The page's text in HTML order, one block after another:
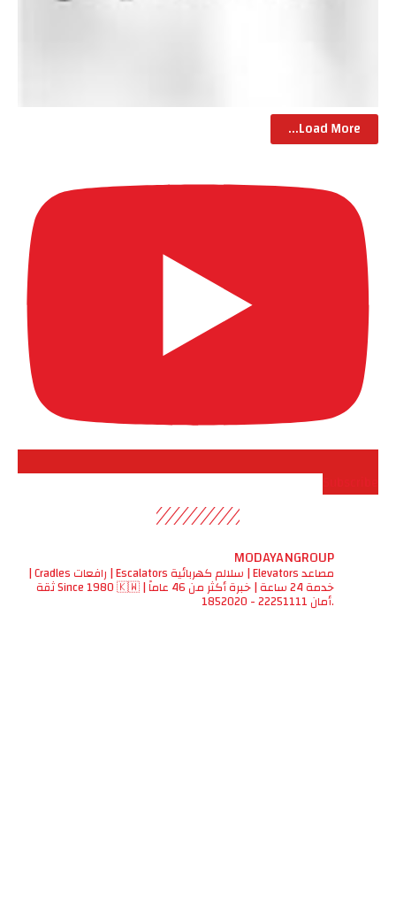
Load More...
MODAYANGROUP
مصاعد Elevators | سلالم كهربائية Escalators | رافعات Cradles |
خدمة 24 ساعة | خبرة أكثر من 46 عاماً | Since 1980 🇰🇼 ثقة
.أمان22251111 - 1852020